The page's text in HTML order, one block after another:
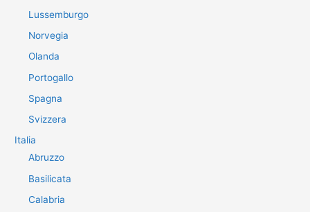
Lussemburgo
Norvegia
Olanda
Portogallo
Spagna
Svizzera
Italia
Abruzzo
Basilicata
Calabria